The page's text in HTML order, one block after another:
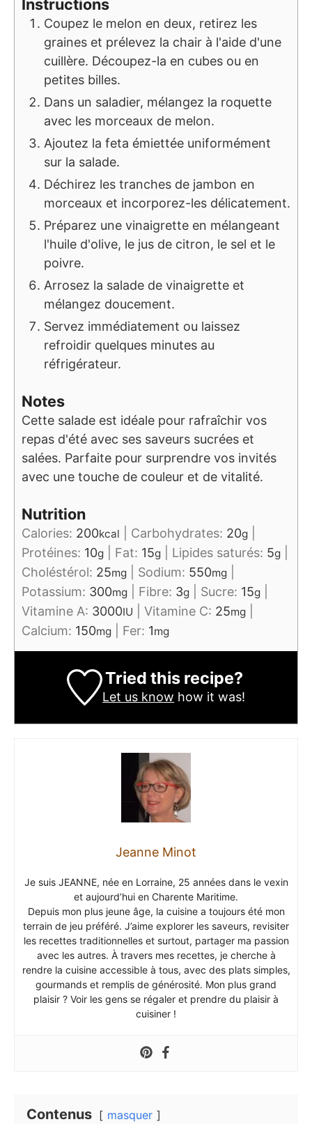
Instructions
Coupez le melon en deux, retirez les
graines et prélevez la chair à l'aide d'une
cuillère. Découpez-la en cubes ou en
petites billes.
Dans un saladier, mélangez la roquette
avec les morceaux de melon.
Ajoutez la feta émiettée uniformément
sur la salade.
Déchirez les tranches de jambon en
morceaux et incorporez-les délicatement.
Préparez une vinaigrette en mélangeant
l'huile d'olive, le jus de citron, le sel et le
poivre.
Arrosez la salade de vinaigrette et
mélangez doucement.
Servez immédiatement ou laissez
refroidir quelques minutes au
réfrigérateur.
Notes
Cette salade est idéale pour rafraîchir vos
repas d'été avec ses saveurs sucrées et
salées. Parfaite pour surprendre vos invités
avec une touche de couleur et de vitalité.
Nutrition
Calories: 200kcal Carbohydrates: 20g
Protéines: 10g Fat: 15g Lipides saturés: 5g
Choléstérol: 25mg Sodium: 550mg
Potassium: 300mg Fibre: 3g Sucre: 15g
Vitamine A: 3000IU Vitamine C: 25mg
Calcium: 150mg Fer: 1mg
Tried this recipe?
Let us know how it was!
Jeanne Minot
Je suis JEANNE, née en Lorraine, 25 années dans le vexin
et aujourd’hui en Charente Maritime.
Depuis mon plus jeune âge, la cuisine a toujours été mon
terrain de jeu préféré. J’aime explorer les saveurs, revisiter
les recettes traditionnelles et surtout, partager ma passion
avec les autres. À travers mes recettes, je cherche à
rendre la cuisine accessible à tous, avec des plats simples,
gourmands et remplis de générosité. Mon plus grand
plaisir ? Voir les gens se régaler et prendre du plaisir à
cuisiner !
Contenus masquer